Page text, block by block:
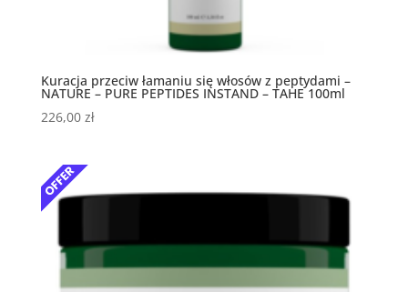
Kuracja przeciw łamaniu się włosów z peptydami –
NATURE – PURE PEPTIDES INSTAND – TAHE 100ml
226,00 zł